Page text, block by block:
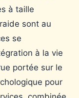
à taille
sont au
se
à la vie
portée sur le
pour